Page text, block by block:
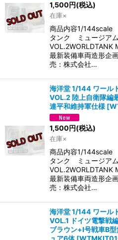
1,500円(税込)
在庫×
商品内容1/144scale
タンク ミュージア
VOL.2WORLDTANK
最新装備車両造形企
売：株式会社…
海洋堂 1/144 ワール
VOL.2 陸上自衛隊編
連平和維持軍仕様 [
1,500円(税込)
在庫×
商品内容1/144scale
タンク ミュージア
VOL.2WORLDTANK
最新装備車両造形企
売：株式会社…
海洋堂 1/144 ワール
VOL.1 ドイツ電撃戦
ブラウン+I号戦車B
ュア6体 [